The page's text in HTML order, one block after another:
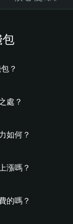
包
？
處？
如何？
漲嗎？
的嗎？